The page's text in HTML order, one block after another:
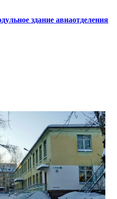
здание авиаотделения